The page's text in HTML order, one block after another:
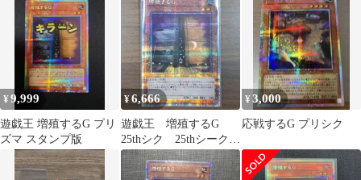
¥9,999
遊戯王 増殖するG プリ
ズマ スタンプ版
¥6,666
遊戯王 増殖するG
25thシク 25thシークレ
ットレア
¥3,000
応戦するG プリシク